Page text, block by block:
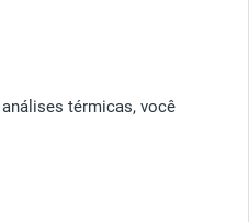
térmicas, você